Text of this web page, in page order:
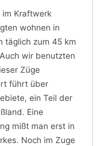
im Kraftwerk
wohnen in
täglich zum 45 km
wir benutzten
Züge
führt über
ein Teil der
Eine
mißt man erst in
Noch im Zuge